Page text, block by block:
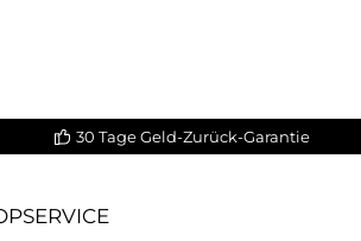
30 Tage Geld-Zurück-Garantie